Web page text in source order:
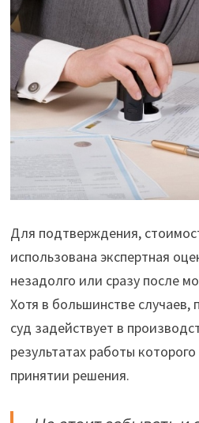
Для подтверждения,
использована экспертная
незадолго или сразу после
Хотя в большинстве случаев,
суд задействует в
результатах работы
принятии решения.